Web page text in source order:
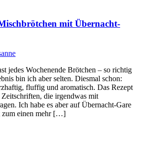
mit Übernacht-
jedes Wochenende Brötchen – so richtig
bin ich aber selten. Diesmal schon:
fluffig und aromatisch. Das Rezept
die irgendwas mit
Ich habe es aber auf Übernacht-Gare
zum einen mehr […]